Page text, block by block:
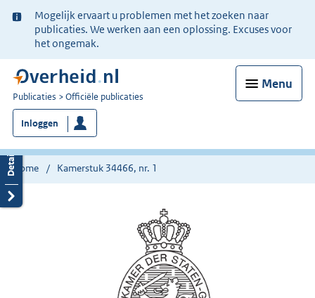
Ter
informatie:
Mogelijk ervaart u problemen met het zoeken naar
publicaties. We werken aan een oplossing. Excuses voor
het ongemak.
Menu
U
bent
nu
hier:
Publicaties Officiële publicaties
Inloggen
Home Kamerstuk 34466, nr. 1